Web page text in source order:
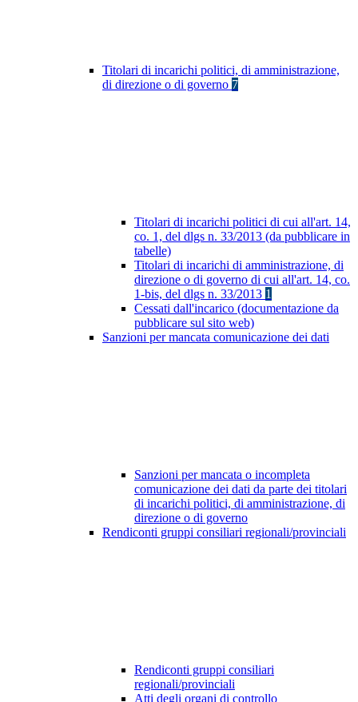
Titolari di incarichi politici, di amministrazione,
di direzione o di governo 7
Titolari di incarichi politici di cui all'art. 14,
co. 1, del dlgs n. 33/2013 (da pubblicare in
tabelle)
Titolari di incarichi di amministrazione, di
direzione o di governo di cui all'art. 14, co.
1-bis, del dlgs n. 33/2013 1
Cessati dall'incarico (documentazione da
pubblicare sul sito web)
Sanzioni per mancata comunicazione dei dati
Sanzioni per mancata o incompleta
comunicazione dei dati da parte dei titolari
di incarichi politici, di amministrazione, di
direzione o di governo
Rendiconti gruppi consiliari regionali/provinciali
Rendiconti gruppi consiliari
regionali/provinciali
Atti degli organi di controllo